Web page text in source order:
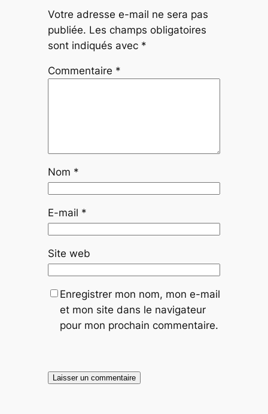
Votre adresse e-mail ne sera pas
publiée. Les champs obligatoires
sont indiqués avec *
Commentaire *
Nom *
E-mail *
Site web
Enregistrer mon nom, mon e-mail
et mon site dans le navigateur
pour mon prochain commentaire.